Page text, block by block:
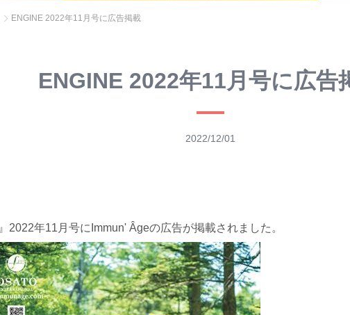
ENGINE 2022年11月号に広告掲載
ENGINE 2022年11月号に広告
2022/12/01
』 2022年11 月号に Immun' Âgeの広告が掲載されました。